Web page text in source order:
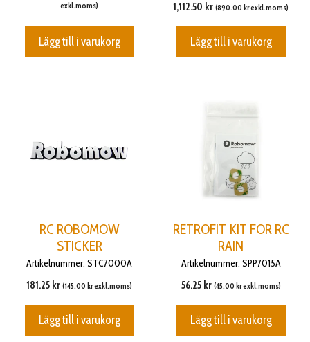
exkl.moms)
Lägg till i varukorg
1,112.50 kr (890.00 krexkl.moms)
Lägg till i varukorg
RC ROBOMOW
STICKER
Artikelnummer: STC7000A
181.25 kr (145.00 krexkl.moms)
Lägg till i varukorg
RETROFIT KIT FOR RC
RAIN
Artikelnummer: SPP7015A
56.25 kr (45.00 krexkl.moms)
Lägg till i varukorg